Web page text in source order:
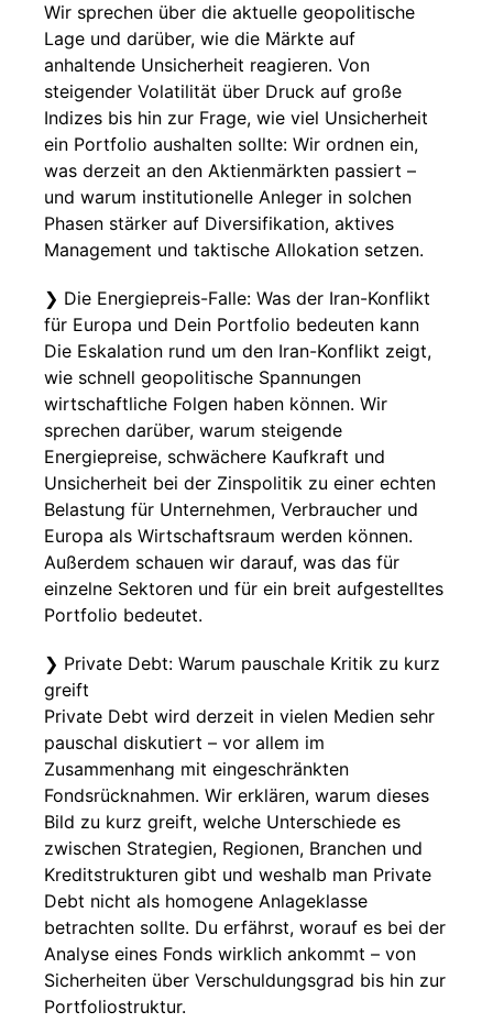
Wir sprechen über die aktuelle geopolitische
Lage und darüber, wie die Märkte auf
anhaltende Unsicherheit reagieren. Von
steigender Volatilität über Druck auf große
Indizes bis hin zur Frage, wie viel Unsicherheit
ein Portfolio aushalten sollte: Wir ordnen ein,
was derzeit an den Aktienmärkten passiert –
und warum institutionelle Anleger in solchen
Phasen stärker auf Diversifikation, aktives
Management und taktische Allokation setzen.
❯ Die Energiepreis-Falle: Was der Iran-Konflikt
für Europa und Dein Portfolio bedeuten kann
Die Eskalation rund um den Iran-Konflikt zeigt,
wie schnell geopolitische Spannungen
wirtschaftliche Folgen haben können. Wir
sprechen darüber, warum steigende
Energiepreise, schwächere Kaufkraft und
Unsicherheit bei der Zinspolitik zu einer echten
Belastung für Unternehmen, Verbraucher und
Europa als Wirtschaftsraum werden können.
Außerdem schauen wir darauf, was das für
einzelne Sektoren und für ein breit aufgestelltes
Portfolio bedeutet.
❯ Private Debt: Warum pauschale Kritik zu kurz
greift
Private Debt wird derzeit in vielen Medien sehr
pauschal diskutiert – vor allem im
Zusammenhang mit eingeschränkten
Fondsrücknahmen. Wir erklären, warum dieses
Bild zu kurz greift, welche Unterschiede es
zwischen Strategien, Regionen, Branchen und
Kreditstrukturen gibt und weshalb man Private
Debt nicht als homogene Anlageklasse
betrachten sollte. Du erfährst, worauf es bei der
Analyse eines Fonds wirklich ankommt – von
Sicherheiten über Verschuldungsgrad bis hin zur
Portfoliostruktur.